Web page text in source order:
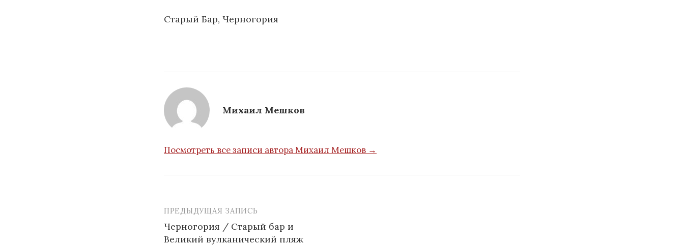
Старый Бар, Черногория
Михаил Мешков
Посмотреть все записи автора Михаил Мешков →
Навигация
по
ПРЕДЫДУЩАЯ ЗАПИСЬ
Черногория / Старый бар и
Великий вулканический пляж